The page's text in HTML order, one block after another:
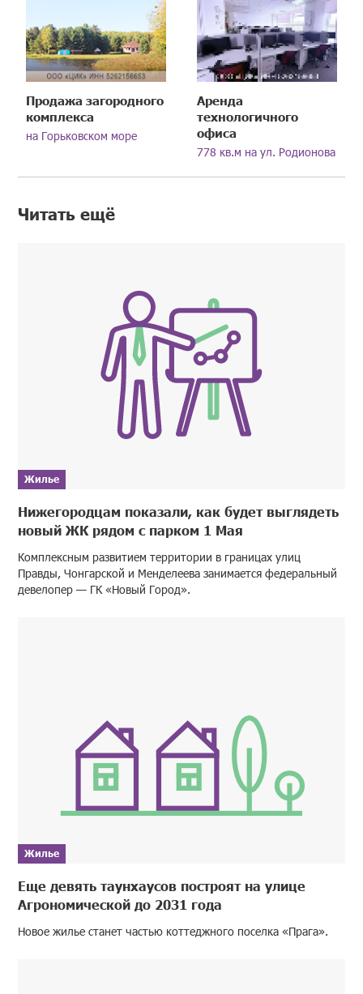
Продажа загородного
комплекса
на Горьковском море
Аренда
технологичного
офиса
778 кв.м на ул. Родионова
Читать ещё
Жилье
Нижегородцам показали, как будет выглядеть
новый ЖК рядом с парком 1 Мая
Комплексным развитием территории в границах улиц
Правды, Чонгарской и Менделеева занимается федеральный
девелопер — ГК «Новый Город».
Жилье
Еще девять таунхаусов построят на улице
Агрономической до 2031 года
Новое жилье станет частью коттеджного поселка «Прага».